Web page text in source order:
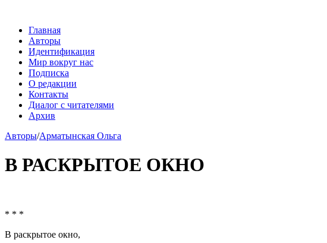
Главная
Авторы
Идентификация
Мир вокруг нас
Подписка
О редакции
Контакты
Диалог с читателями
Архив
Авторы/Арматынская Ольга
В РАСКРЫТОЕ ОКНО
* * *
В раскрытое окно,